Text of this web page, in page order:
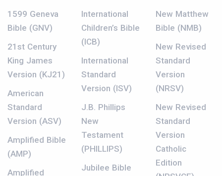
1599 Geneva
Bible (GNV)
21st Century
King James
Version (KJ21)
American
Standard
Version (ASV)
Amplified Bible
(AMP)
Amplified
International
Children’s Bible
(ICB)
International
Standard
Version (ISV)
J.B. Phillips
New
Testament
(PHILLIPS)
Jubilee Bible
New Matthew
Bible (NMB)
New Revised
Standard
Version
(NRSV)
New Revised
Standard
Version
Catholic
Edition